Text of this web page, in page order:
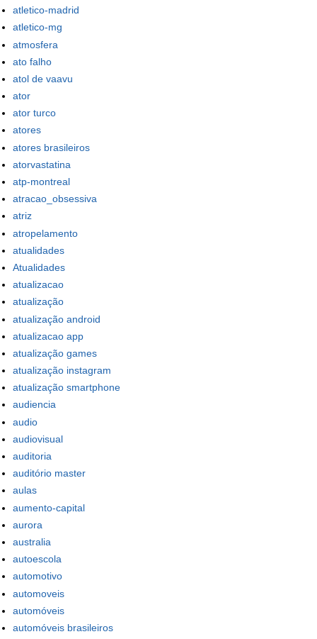
atletico-madrid
atletico-mg
atmosfera
ato falho
atol de vaavu
ator
ator turco
atores
atores brasileiros
atorvastatina
atp-montreal
atracao_obsessiva
atriz
atropelamento
atualidades
Atualidades
atualizacao
atualização
atualização android
atualizacao app
atualização games
atualização instagram
atualização smartphone
audiencia
audio
audiovisual
auditoria
auditório master
aulas
aumento-capital
aurora
australia
autoescola
automotivo
automoveis
automóveis
automóveis brasileiros